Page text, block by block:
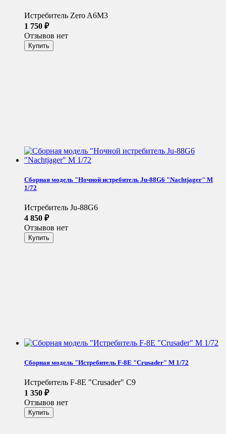
Истребитель Zero A6M3
1 750 ₽
Отзывов нет
Сборная модель "Ночной истребитель Ju-88G6 "Nachtjager" М
1/72
Истребитель Ju-88G6
4 850 ₽
Отзывов нет
Сборная модель "Истребитель F-8E "Crusader" М 1/72
Истребитель F-8E "Crusader" C9
1 350 ₽
Отзывов нет